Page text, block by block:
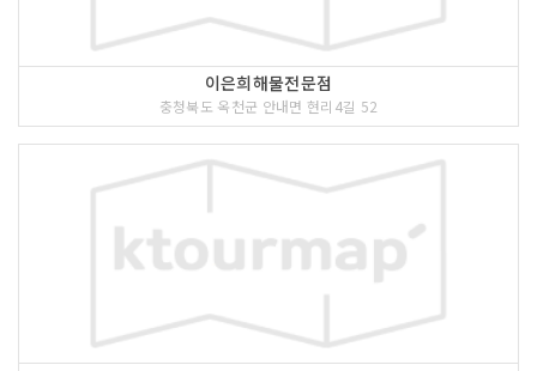
이은희해물전문점
충청북도 옥천군 안내면 현리4길 52